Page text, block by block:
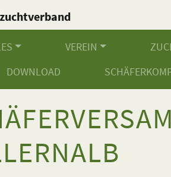
e.V.
VEREIN
DOWNLOAD